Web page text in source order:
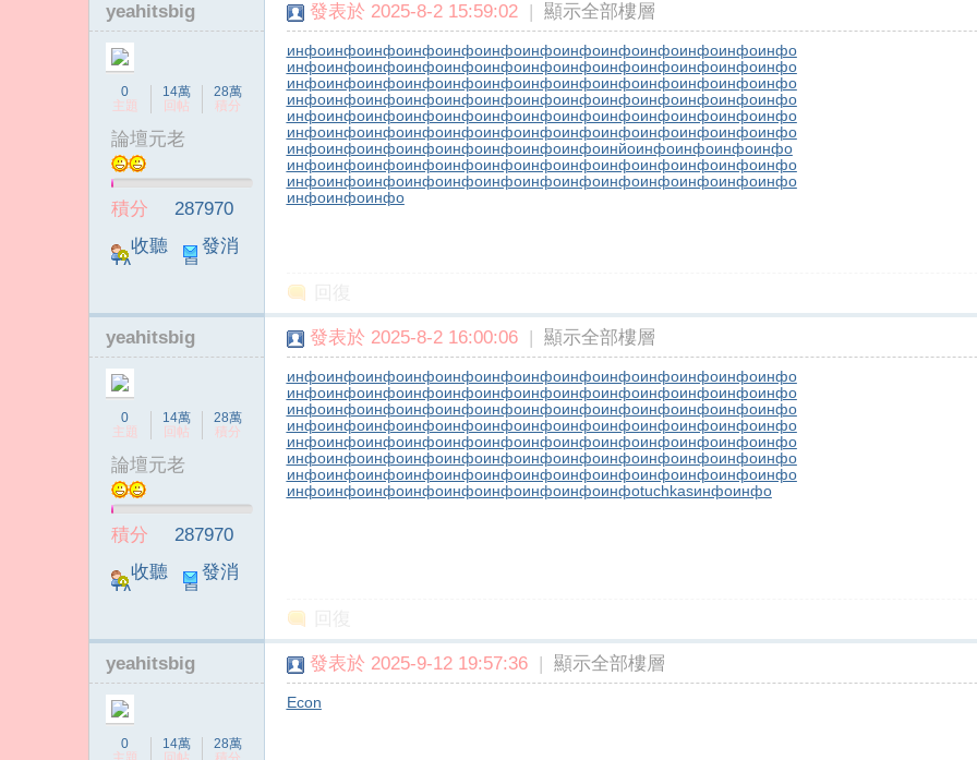
yeahitsbig
0
主題
14萬
回帖
28萬
積分
論壇元老
積分
287970
收聽
TA
發消
息
發表於 2025-8-2 15:59:02 | 顯示全部樓層
инфоинфоинфоинфоинфоинфоинфоинфоинфоинфоинфоинфоинфо
инфоинфоинфоинфоинфоинфоинфоинфоинфоинфоинфоинфоинфо
инфоинфоинфоинфоинфоинфоинфоинфоинфоинфоинфоинфоинфо
инфоинфоинфоинфоинфоинфоинфоинфоинфоинфоинфоинфоинфо
инфоинфоинфоинфоинфоинфоинфоинфоинфоинфоинфоинфоинфо
инфоинфоинфоинфоинфоинфоинфоинфоинфоинфоинфоинфоинфо
инфоинфоинфоинфоинфоинфоинфоинфоинйоинфоинфоинфоинфо
инфоинфоинфоинфоинфоинфоинфоинфоинфоинфоинфоинфоинфо
инфоинфоинфоинфоинфоинфоинфоинфоинфоинфоинфоинфоинфо
инфоинфоинфо
yeahitsbig
0
主題
14萬
回帖
28萬
積分
論壇元老
積分
287970
收聽
TA
發消
息
發表於 2025-8-2 16:00:06 | 顯示全部樓層
инфоинфоинфоинфоинфоинфоинфоинфоинфоинфоинфоинфоинфо
инфоинфоинфоинфоинфоинфоинфоинфоинфоинфоинфоинфоинфо
инфоинфоинфоинфоинфоинфоинфоинфоинфоинфоинфоинфоинфо
инфоинфоинфоинфоинфоинфоинфоинфоинфоинфоинфоинфоинфо
инфоинфоинфоинфоинфоинфоинфоинфоинфоинфоинфоинфоинфо
инфоинфоинфоинфоинфоинфоинфоинфоинфоинфоинфоинфоинфо
инфоинфоинфоинфоинфоинфоинфоинфоинфоинфоинфоинфоинфо
инфоинфоинфоинфоинфоинфоинфоинфоинфоtuchkasинфоинфо
yeahitsbig
0
14萬
28萬
發表於 2025-9-12 19:57:36 | 顯示全部樓層
Econ